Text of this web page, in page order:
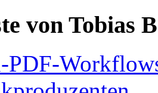
von Tobias
PDF-